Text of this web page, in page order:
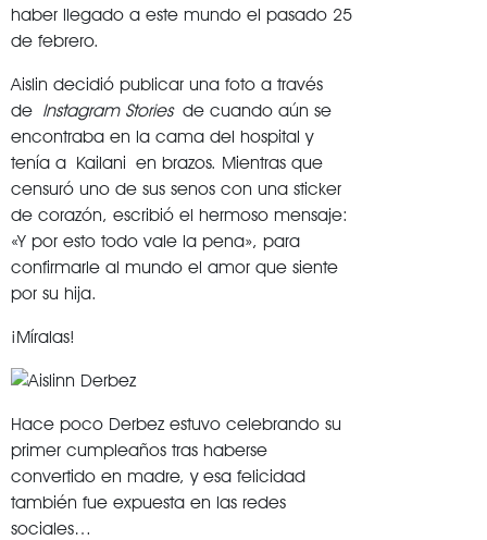
haber llegado a este mundo el pasado 25
de febrero.
Aislin decidió publicar una foto a través
de Instagram Storiesde cuando aún se
encontraba en la cama del hospital y
tenía a Kailani en brazos. Mientras que
censuró uno de sus senos con una sticker
de corazón, escribió el hermoso mensaje:
«Y por esto todo vale la pena», para
confirmarle al mundo el amor que siente
por su hija.
¡Míralas!
Hace poco Derbez estuvo celebrando su
primer cumpleaños tras haberse
convertido en madre, y esa felicidad
también fue expuesta en las redes
sociales…